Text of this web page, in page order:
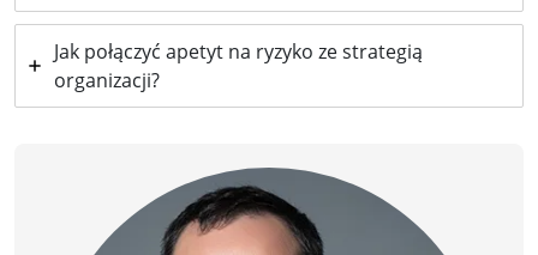
Jak połączyć apetyt na ryzyko ze strategią
organizacji?